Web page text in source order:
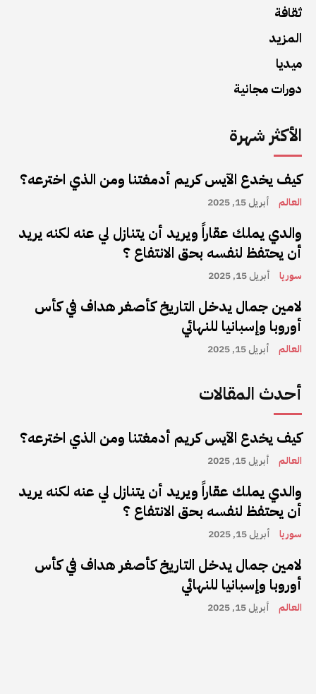
ثقافة
المزيد
ميديا
دورات مجانية
الأكثر شهرة
كيف يخدع الآيس كريم أدمغتنا ومن الذي اخترعه؟
العالم أبريل 15, 2025
والدي يملك عقاراً ويريد أن يتنازل لي عنه لكنه يريد
أن يحتفظ لنفسه بحق الانتفاع ؟
سوريا أبريل 15, 2025
لامين جمال يدخل التاريخ كأصغر هداف في كأس
أوروبا وإسبانيا للنهائي
العالم أبريل 15, 2025
أحدث المقالات
كيف يخدع الآيس كريم أدمغتنا ومن الذي اخترعه؟
العالم أبريل 15, 2025
والدي يملك عقاراً ويريد أن يتنازل لي عنه لكنه يريد
أن يحتفظ لنفسه بحق الانتفاع ؟
سوريا أبريل 15, 2025
لامين جمال يدخل التاريخ كأصغر هداف في كأس
أوروبا وإسبانيا للنهائي
العالم أبريل 15, 2025